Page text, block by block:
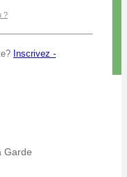
Garde
?
Inscrivez -